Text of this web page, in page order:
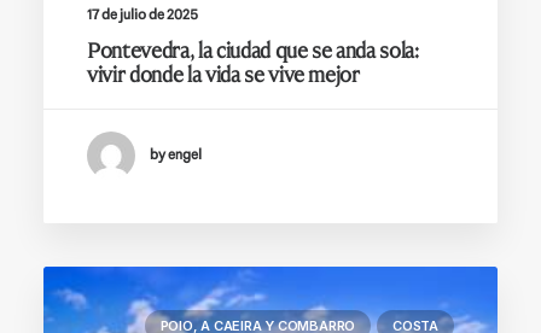
17 de julio de 2025
Pontevedra, la ciudad que se anda sola:
vivir donde la vida se vive mejor
by engel
POIO, A CAEIRA Y COMBARRO COSTA